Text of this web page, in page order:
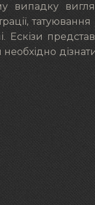
випадку
татуювання